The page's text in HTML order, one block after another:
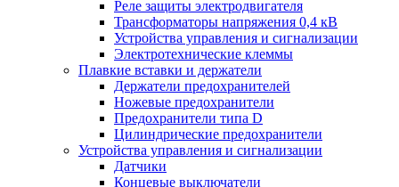
Реле защиты электродвигателя
Трансформаторы напряжения 0,4 кВ
Устройства управления и сигнализации
Электротехнические клеммы
Плавкие вставки и держатели
Держатели предохранителей
Ножевые предохранители
Предохранители типа D
Цилиндрические предохранители
Устройства управления и сигнализации
Датчики
Концевые выключатели